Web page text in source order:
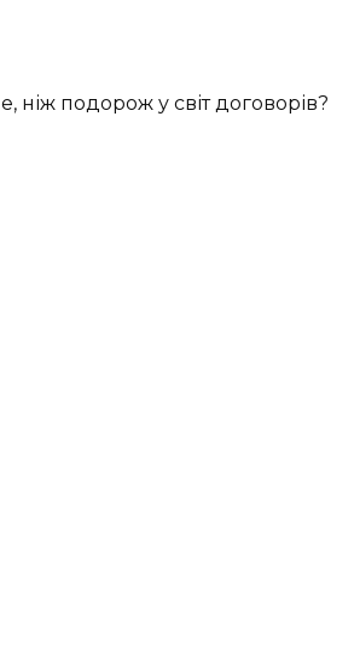
ніж подорож у світ договорів?